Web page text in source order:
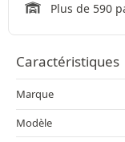
Plus de 590
Caractéristiques
Marque
Modèle